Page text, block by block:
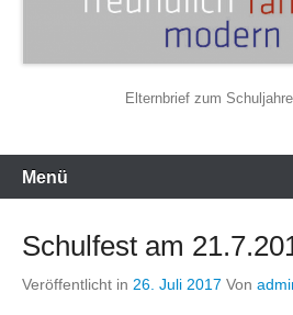
Elternbrief zum
Primäres
Menü
Menü
Schulfest am
Veröffentlicht in 26. Juli 2017 Von